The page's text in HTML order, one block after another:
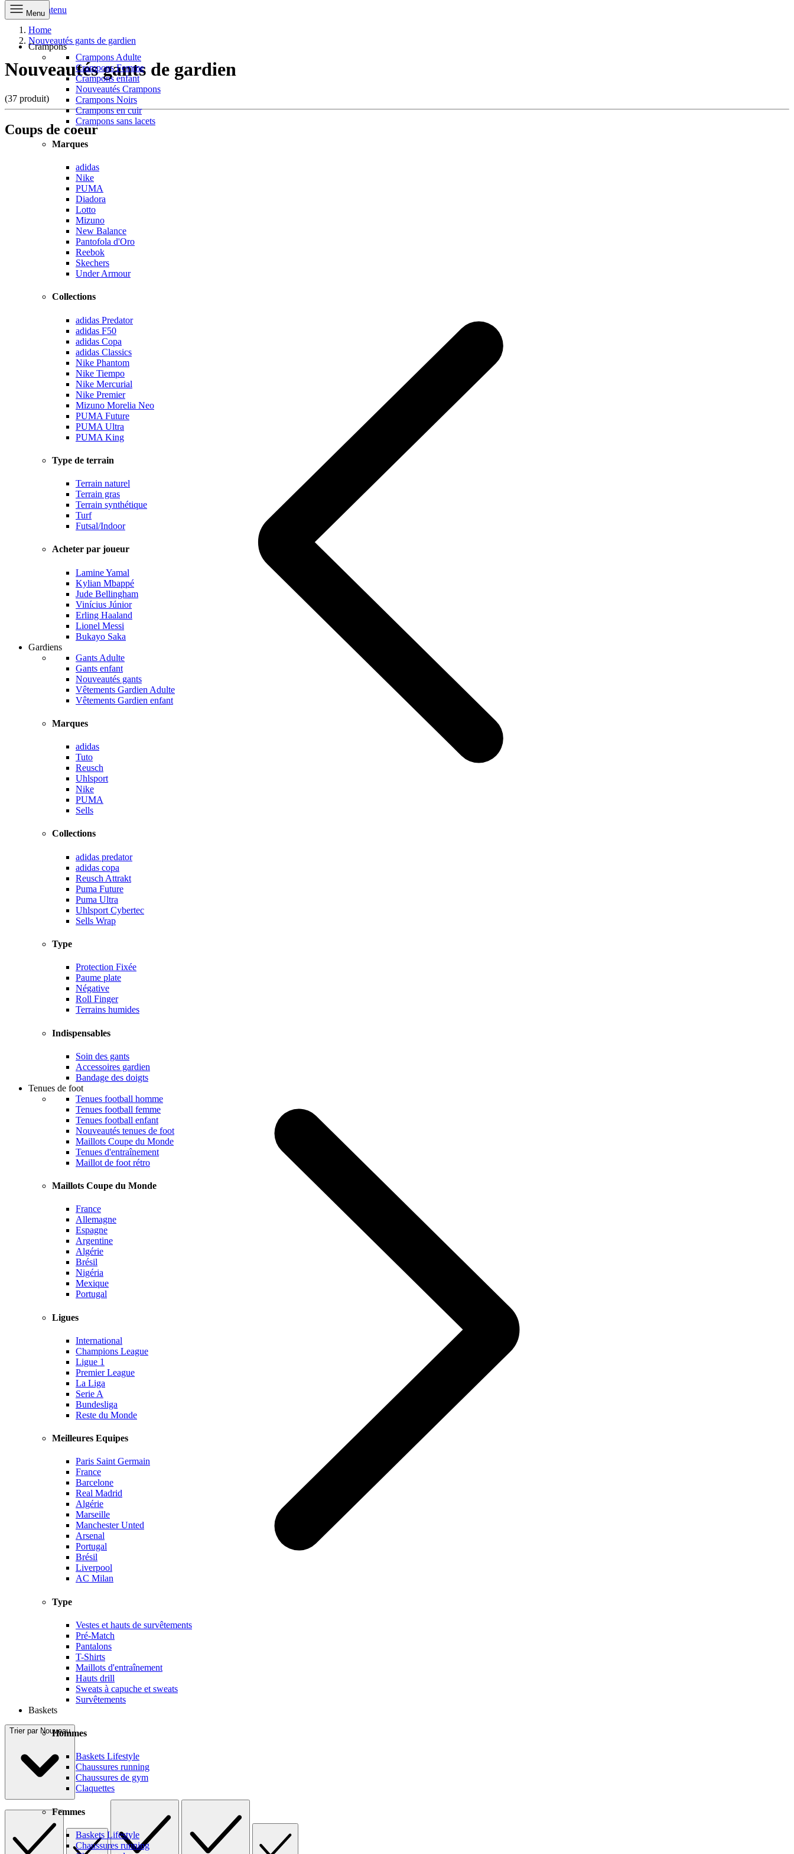
Aller au contenu
Menu
Crampons
Crampons Adulte
Crampons Femme
Crampons enfant
Nouveautés Crampons
Crampons Noirs
Crampons en cuir
Crampons sans lacets
Marques
adidas
Nike
PUMA
Diadora
Lotto
Mizuno
New Balance
Pantofola d'Oro
Reebok
Skechers
Under Armour
Collections
adidas Predator
adidas F50
adidas Copa
adidas Classics
Nike Phantom
Nike Tiempo
Nike Mercurial
Nike Premier
Mizuno Morelia Neo
PUMA Future
PUMA Ultra
PUMA King
Type de terrain
Terrain naturel
Terrain gras
Terrain synthétique
Turf
Futsal/Indoor
Acheter par joueur
Lamine Yamal
Kylian Mbappé
Jude Bellingham
Vinícius Júnior
Erling Haaland
Lionel Messi
Bukayo Saka
Gardiens
Gants Adulte
Gants enfant
Nouveautés gants
Vêtements Gardien Adulte
Vêtements Gardien enfant
Marques
adidas
Tuto
Reusch
Uhlsport
Nike
PUMA
Sells
Collections
adidas predator
adidas copa
Reusch Attrakt
Puma Future
Puma Ultra
Uhlsport Cybertec
Sells Wrap
Type
Protection Fixée
Paume plate
Négative
Roll Finger
Terrains humides
Indispensables
Soin des gants
Accessoires gardien
Bandage des doigts
Tenues de foot
Tenues football homme
Tenues football femme
Tenues football enfant
Nouveautés tenues de foot
Maillots Coupe du Monde
Tenues d'entraînement
Maillot de foot rétro
Maillots Coupe du Monde
France
Allemagne
Espagne
Argentine
Algérie
Brésil
Nigéria
Mexique
Portugal
Ligues
International
Champions League
Ligue 1
Premier League
La Liga
Serie A
Bundesliga
Reste du Monde
Meilleures Equipes
Paris Saint Germain
France
Barcelone
Real Madrid
Algérie
Marseille
Manchester Unted
Arsenal
Portugal
Brésil
Liverpool
AC Milan
Type
Vestes et hauts de survêtements
Pré-Match
Pantalons
T-Shirts
Maillots d'entraînement
Hauts drill
Sweats à capuche et sweats
Survêtements
Baskets
Hommes
Baskets Lifestyle
Chaussures running
Chaussures de gym
Claquettes
Femmes
Baskets Lifestyle
Chaussures running
Home
Nouveautés gants de gardien
Nouveautés gants de gardien
(37 produit)
Coups de coeur
Trier par Nouveau